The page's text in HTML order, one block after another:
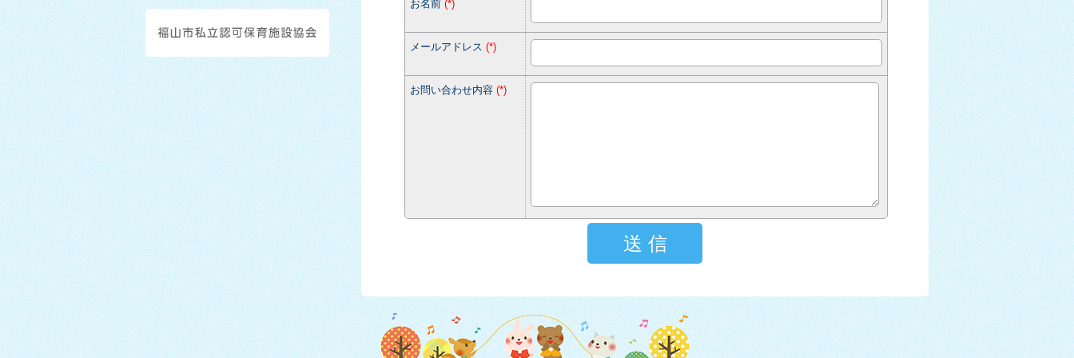
お名前 (*)
メールアドレス (*)
お問い合わせ内容 (*)
送 信